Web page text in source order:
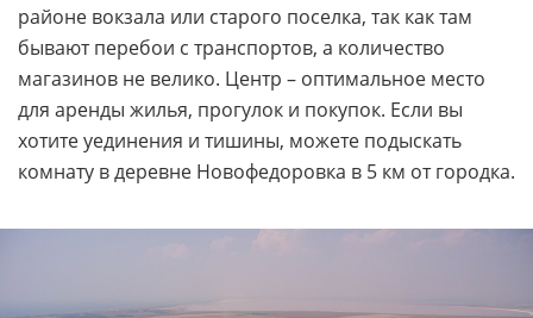
районе вокзала или старого поселка, так как там
бывают перебои с транспортов, а количество
магазинов не велико. Центр – оптимальное место
для аренды жилья, прогулок и покупок. Если вы
хотите уединения и тишины, можете подыскать
комнату в деревне Новофедоровка в 5 км от городка.